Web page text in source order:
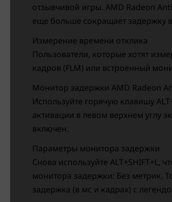
отзывчивой игры. AMD Radeon
еще больше сокращает задержку
Измерение времени отклика
Пользователи, которые хотят
кадров (FLM) или встроенный
Монитор задержки AMD Radeon
Используйте горячую клавишу
активации в левом верхнем углу
включен.
Параметры монитора задержки
Снова используйте
монитора задержки: Без метрик,
задержка (в мс и кадрах) с